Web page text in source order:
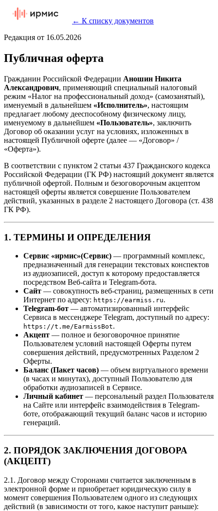
← К списку документов
Редакция от 16.05.2026
Публичная оферта
Гражданин Российской Федерации Аношин Никита
Александрович, применяющий специальный налоговый
режим «Налог на профессиональный доход» (самозанятый),
именуемый в дальнейшем «Исполнитель», настоящим
предлагает любому дееспособному физическому лицу,
именуемому в дальнейшем «Пользователь», заключить
Договор об оказании услуг на условиях, изложенных в
настоящей Публичной оферте (далее — «Договор» /
«Оферта»).
В соответствии с пунктом 2 статьи 437 Гражданского кодекса
Российской Федерации (ГК РФ) настоящий документ является
публичной офертой. Полным и безоговорочным акцептом
настоящей оферты является совершение Пользователем
действий, указанных в разделе 2 настоящего Договора (ст. 438
ГК РФ).
1. ТЕРМИНЫ И ОПРЕДЕЛЕНИЯ
Сервис «ирмис»(Сервис) — программный комплекс,
предназначенный для генерации текстовых конспектов
из аудиозаписей, доступ к которому предоставляется
посредством Веб-сайта и Telegram-бота.
Сайт — совокупность веб-страниц, размещенных в сети
Интернет по адресу: https://earmiss.ru.
Telegram-бот — автоматизированный интерфейс
Сервиса в мессенджере Telegram, доступный по адресу:
https://t.me/EarmissBot.
Акцепт — полное и безоговорочное принятие
Пользователем условий настоящей Оферты путем
совершения действий, предусмотренных Разделом 2
Оферты.
Баланс (Пакет часов) — объем виртуального времени
(в часах и минутах), доступный Пользователю для
обработки аудиозаписей в Сервисе.
Личный кабинет — персональный раздел Пользователя
на Сайте или интерфейс взаимодействия в Telegram-
боте, отображающий текущий баланс часов и историю
генераций.
2. ПОРЯДОК ЗАКЛЮЧЕНИЯ ДОГОВОРА
(АКЦЕПТ)
2.1. Договор между Сторонами считается заключенным в
электронной форме и приобретает юридическую силу в
момент совершения Пользователем одного из следующих
действий (в зависимости от того, какое наступит раньше):